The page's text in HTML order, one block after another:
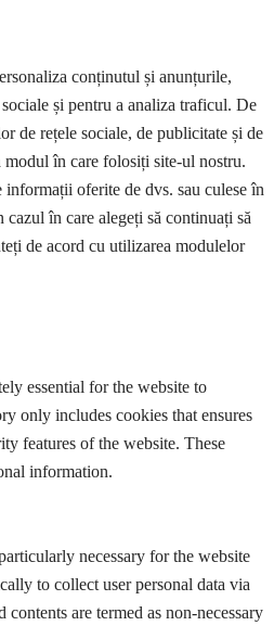
conținutul și anunțurile,
și pentru a analiza traficul. De
de rețele sociale, de publicitate și de
în care folosiți site-ul nostru.
oferite de dvs. sau culese în
în care alegeți să continuați să
de acord cu utilizarea modulelor
essential for the website to
only includes cookies that ensures
features of the website. These
information.
necessary for the website
to collect user personal data via
contents are termed as non-necessary